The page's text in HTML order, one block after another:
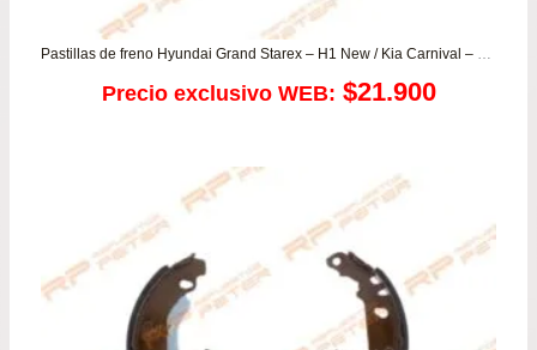
Pastillas de freno Hyundai Grand Starex – H1 New / Kia Carnival – Grand Carnival
Precio exclusivo WEB: $21.900